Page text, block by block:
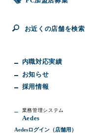
お近くの店舗を検索
内職対応実績
お知らせ
採用情報
業務管理システム
Aedes
Aedesログイン（店舗用）